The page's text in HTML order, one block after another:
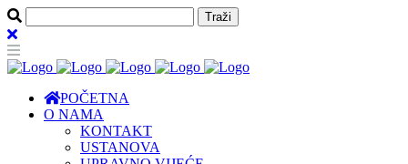
POČETNA
O NAMA
KONTAKT
USTANOVA